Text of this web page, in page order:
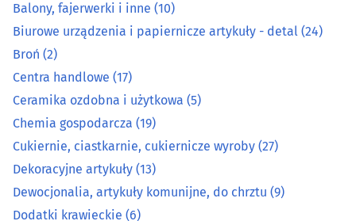
Dodatki krawieckie (6)
Elektronarzędzia
Elektroniczne artykuły i sprzęt(22)
Elektrotechniczne artykuły (11)
Elektryczne artykuły i sprzęt
Fotograficzne artykuły(11)
Balony, fajerwerki i inne (10)
Biurowe urządzenia i papiernicze artykuły - detal (24)
Broń (2)
Centra handlowe (17)
Ceramika ozdobna i użytkowa (5)
Chemia gospodarcza (19)
Cukiernie, ciastkarnie, cukiernicze wyroby (27)
Dekoracyjne artykuły (13)
Dewocjonalia, artykuły komunijne, do chrztu (9)
Dodatki krawieckie (6)